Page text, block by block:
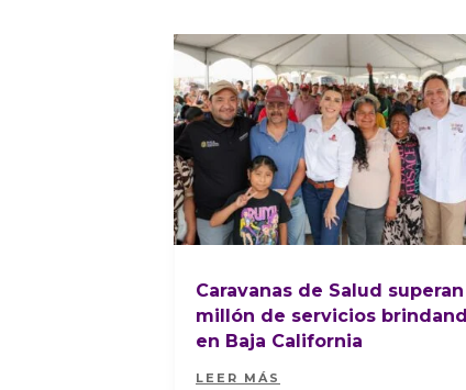
Caravanas de Salud
millón de servicios
en Baja California
LEER MÁS